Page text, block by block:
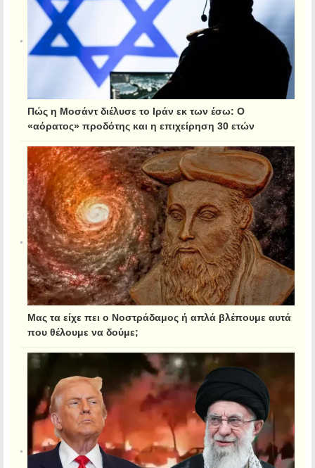
Πώς η Μοσάντ διέλυσε το Ιράν εκ των έσω: Ο
«αόρατος» προδότης και η επιχείρηση 30 ετών
Μας τα είχε πει ο Νοστράδαμος ή απλά βλέπουμε αυτά
που θέλουμε να δούμε;